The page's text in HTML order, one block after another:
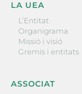
LA UEA
L’Entitat
Organigrama
Missió i visió
Gremis i entitats
ASSOCIAT